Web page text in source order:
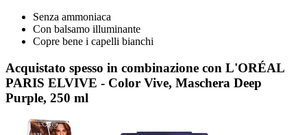
Senza ammoniaca
Con balsamo illuminante
Copre bene i capelli bianchi
Acquistato spesso in combinazione con L'ORÉAL
PARIS ELVIVE - Color Vive, Maschera Deep
Purple, 250 ml